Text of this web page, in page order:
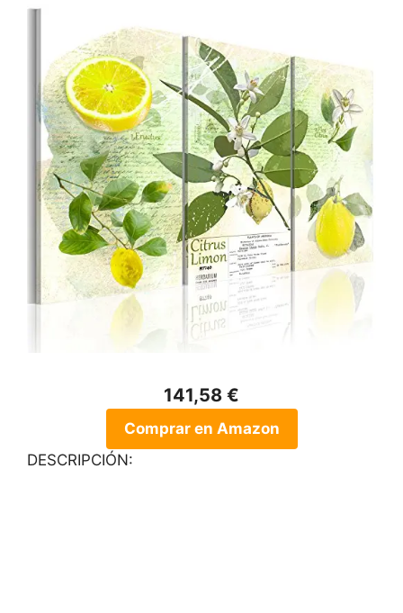
141,58 €
Comprar en Amazon
DESCRIPCIÓN: